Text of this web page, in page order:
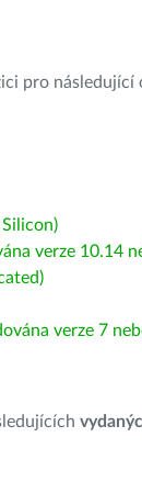
pro
verze 10.14
verze 7